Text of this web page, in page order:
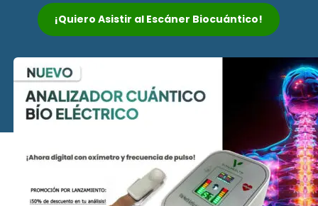
¡Quiero Asistir al Escáner Biocuántico!